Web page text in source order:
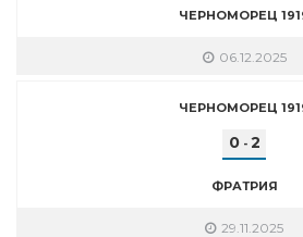
ЧЕРНОМОРЕЦ
06.12.2025
ЧЕРНОМОРЕЦ
0- 2
ФРАТРИЯ
29.11.2025